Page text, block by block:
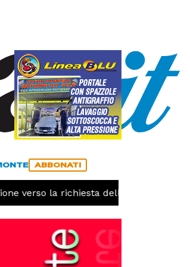
ABBONATI
verso la richiesta dello stato di